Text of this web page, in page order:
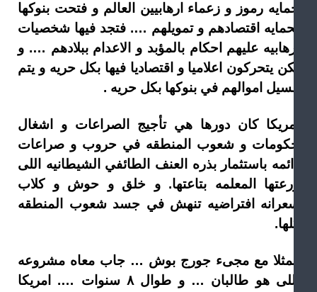
رموز و زعماء ارهابيين العالم و فتحت بنوكها
اقتصادهم و تمويلهم …. فتجد فيها شخصيات
عليهم احكام بالمؤبد و الاعدام ببلادهم …. و
يتحركون اعلاميا و اقتصاديا فيها بكل حريه و يتم
اموالهم في بنوكها بكل حريه .
كان دورها هي تأجيج الصراعات و اشغال
و شعوب المنطقه في حروب و صراعات
باستثمار بذره العنف الطائفي الشيطانيه اللى
المعلمه بتاعتها. و خلق و حوش و كلاب
افتراضيه تنهش في جسد شعوب المنطقه
مع مجىء جورج بوش … جاب معاه مشروعه
اللى هو طالبان … و طوال ٨ سنوات …. امريكا